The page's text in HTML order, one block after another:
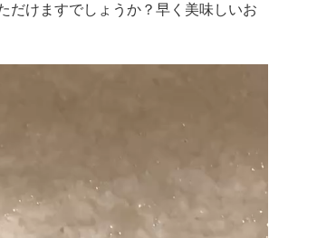
だけますでしょうか？早く美味しいお